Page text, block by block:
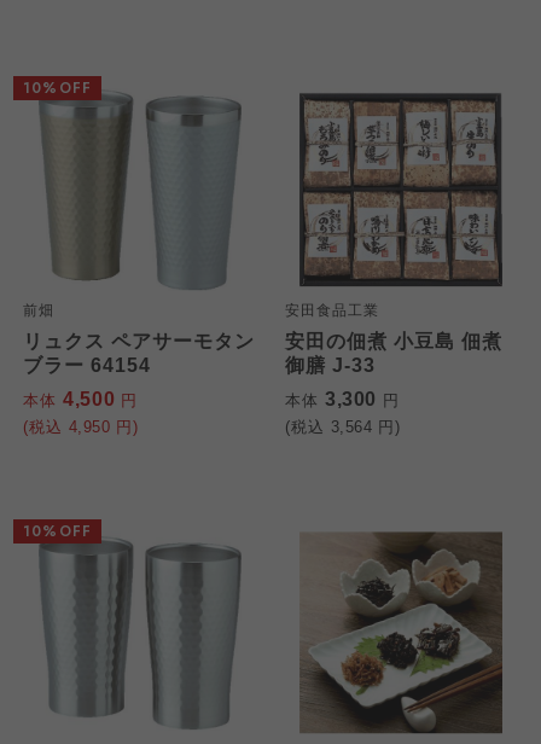
前畑
リュクス ペアサーモタン
ブラー 64154
本体 4,500 円
(税込 4,950 円)
10%OFF
安田食品工業
安田の佃煮 小豆島 佃煮
御膳 J-33
本体 3,300 円
(税込 3,564 円)
10%OFF